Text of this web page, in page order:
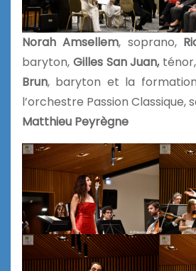
Norah Amsellem, soprano,
baryton, Gilles San Juan,
Brun, baryton et la
l’orchestre Passion Classique,
Matthieu Peyrègne